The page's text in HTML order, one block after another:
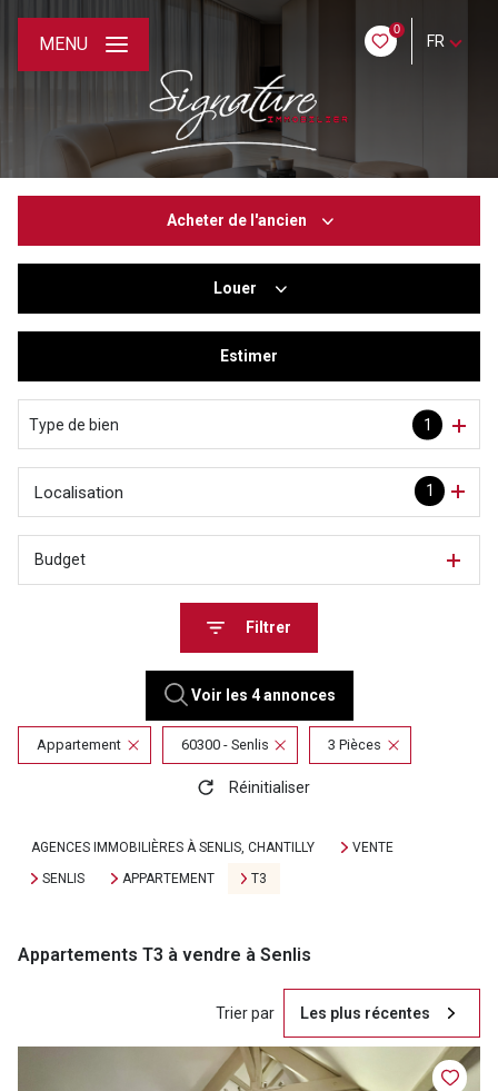
0
FR
MENU
Acheter de l'ancien
De l'immo pro
Louer
De l'immo pro
Estimer
Type de bien 1
1
Localisation
Budget
Filtrer
Voir les 4annonces
Appartement 60300 - Senlis 3 Pièces
Réinitialiser
AGENCES IMMOBILIÈRES À SENLIS, CHANTILLY
VENTE
SENLIS
APPARTEMENT T3
Appartements T3 à vendre à Senlis
Trier par Les plus récentes